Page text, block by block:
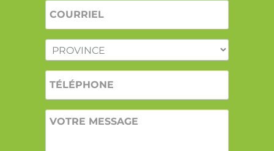
PROVINCE
VOTRE
MESSAGE